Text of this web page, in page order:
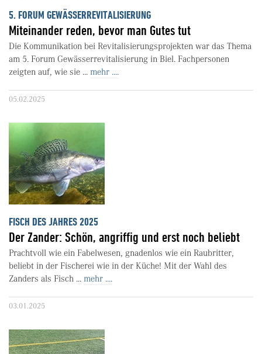
5. FORUM GEWÄSSERREVITALISIERUNG
Miteinander reden, bevor man Gutes tut
Die Kommunikation bei Revitalisierungsprojekten war das Thema
am 5. Forum Gewässerrevitalisierung in Biel. Fachpersonen
zeigten auf, wie sie ... mehr ....
05.02.2025
FISCH DES JAHRES 2025
Der Zander: Schön, angriffig und erst noch beliebt
Prachtvoll wie ein Fabelwesen, gnadenlos wie ein Raubritter,
beliebt in der Fischerei wie in der Küche! Mit der Wahl des
Zanders als Fisch ... mehr ....
03.01.2025